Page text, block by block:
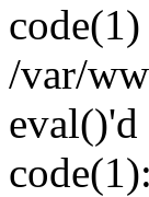
/var/